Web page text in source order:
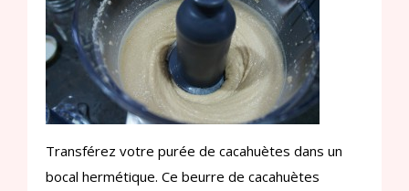
Transférez votre purée de cacahuètes dans un
bocal hermétique. Ce beurre de cacahuètes